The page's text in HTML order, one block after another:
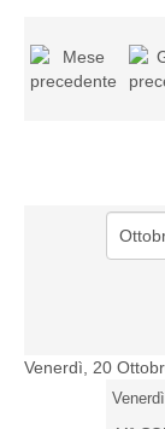
Venerdì, 20